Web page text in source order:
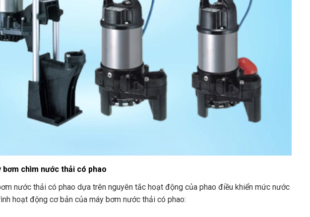
chìm nước thải có phao
nước thải có phao dựa trên nguyên tắc hoạt động của phao điều khiển mức nước
hoạt động cơ bản của máy bơm nước thải có phao: